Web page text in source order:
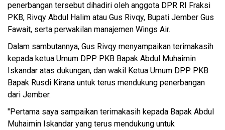
penerbangan tersebut dihadiri oleh anggota DPR RI Fraksi
PKB, Rivqy Abdul Halim atau Gus Rivqy, Bupati Jember Gus
Fawait, serta perwakilan manajemen Wings Air.
Dalam sambutannya, Gus Rivqy menyampaikan terimakasih
kepada ketua Umum DPP PKB Bapak Abdul Muhaimin
Iskandar atas dukungan, dan wakil Ketua Umum DPP PKB
Bapak Rusdi Kirana untuk terus mendukung penerbangan
dari Jember.
"Pertama saya sampaikan terimakasih kepada Bapak Abdul
Muhaimin Iskandar yang terus mendukung untuk